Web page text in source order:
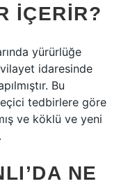
IÇERIR?
yürürlüğe
idaresinde
Bu
tedbirlere göre
ve köklü ve yeni
NE